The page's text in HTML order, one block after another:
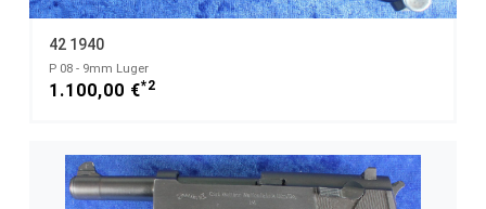
42 1940
P 08 - 9mm Luger
1.100,00 €*2